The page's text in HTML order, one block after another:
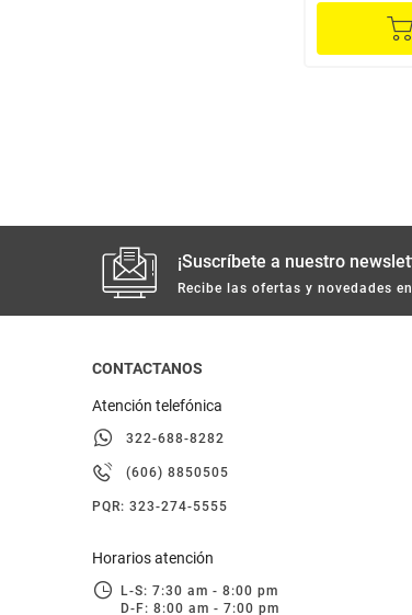
moda
juguetería
¡Suscríbete a nuestro
Recibe las ofertas y novedades
CONTACTANOS
Atención telefónica
322-688-8282
(606) 8850505
PQR: 323-274-5555
Horarios atención
L-S: 7:30 am - 8:00 pm
D-F: 8:00 am - 7:00 pm